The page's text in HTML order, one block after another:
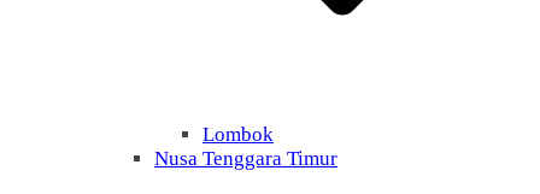
Lombok
Nusa Tenggara Timur